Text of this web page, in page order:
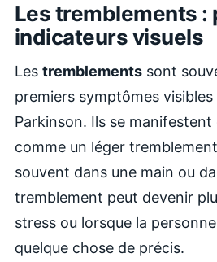
Les tremblements :
indicateurs visuels
Les tremblements sont
premiers symptômes visibles
Parkinson. Ils se
comme un léger
souvent dans une main ou
tremblement peut devenir
stress ou lorsque la
quelque chose de précis.